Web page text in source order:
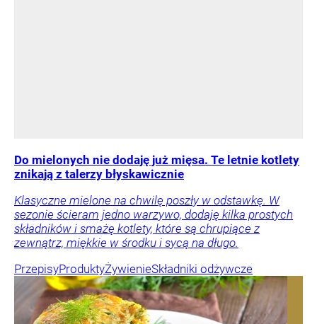
Do mielonych nie dodaję już mięsa. Te letnie kotlety
znikają z talerzy błyskawicznie
Klasyczne mielone na chwilę poszły w odstawkę. W
sezonie ścieram jedno warzywo, dodaję kilka prostych
składników i smażę kotlety, które są chrupiące z
zewnątrz, miękkie w środku i sycą na długo.
PrzepisyProduktyŻywienieSkładniki odżywcze